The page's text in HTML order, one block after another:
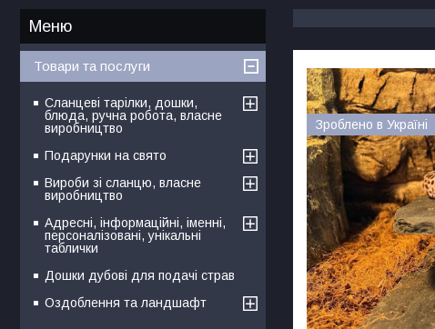
Зроблено в Україні
Товари та послуги
Сланцеві тарілки, дошки,
блюда, ручна робота, власне
виробництво
Подарунки на свято
Вироби зі сланцю, власне
виробництво
Адресні, інформаційні, іменні,
персоналізовані, унікальні
таблички
Дошки дубові для подачі страв
Оздоблення та ландшафт